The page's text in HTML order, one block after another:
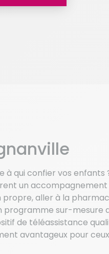
à qui confier vos enfants
un accompagnement
aller à la
sur-mesure
de téléassistance
avantageux pour